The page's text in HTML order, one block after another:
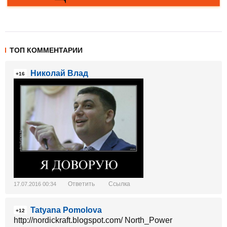
ТОП КОММЕНТАРИИ
+16 Николай Влад
17.07.2016 00:34 Ответить Ссылка
+12
Tatyana Pomolova
http://nordickraft.blogspot.com/ North_Power